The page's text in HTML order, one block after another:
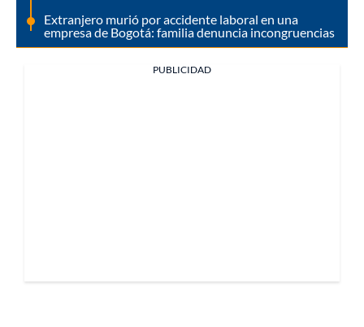
Extranjero murió por accidente laboral en una
empresa de Bogotá: familia denuncia incongruencias
PUBLICIDAD